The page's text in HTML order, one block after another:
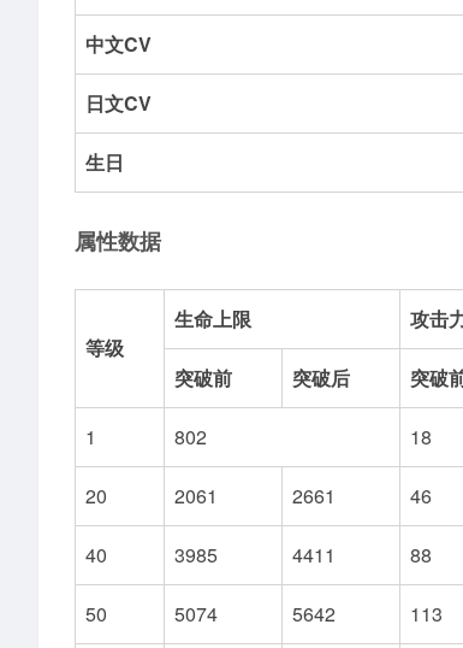
中文CV
日文CV
生日
属性数据
等级
生命上限 攻击
突破前 突破后 突破
1 802 18
20
2061 2661 46
40 3985 4411 88
50 5074 5642 113